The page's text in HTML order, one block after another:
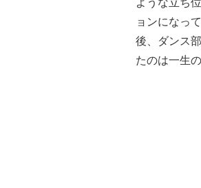
ような立ち
ョンになっ
後、ダンス
たのは一生